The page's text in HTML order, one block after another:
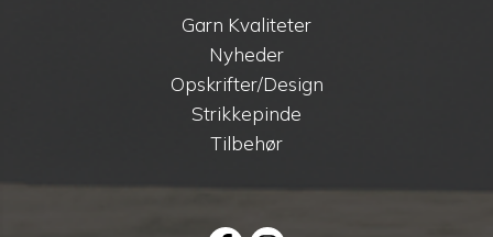
Garn Kvaliteter
Nyheder
Opskrifter/Design
Strikkepinde
Tilbehør